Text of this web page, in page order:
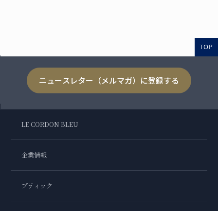
TOP
ニュースレター（メルマガ）に登録する
LE CORDON BLEU
企業情報
ブティック